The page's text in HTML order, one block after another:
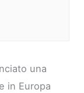
una
in Europa